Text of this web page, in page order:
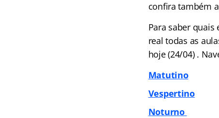
confira também
Para saber quais
real todas as
hoje (24/04) .
Matutino
Vespertino
Noturno